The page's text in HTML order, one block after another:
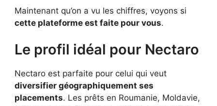
Maintenant qu’on a vu les chiffres, voyons si
cette plateforme est faite pour vous.
Le profil idéal pour Nectaro
Nectaro est parfaite pour celui qui veut
diversifier géographiquement ses
placements. Les prêts en Roumanie, Moldavie,